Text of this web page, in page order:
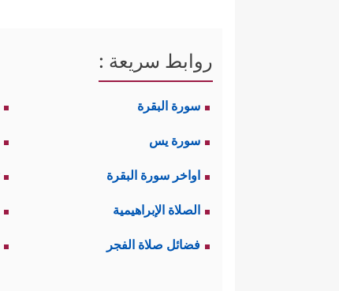
روابط سريعة :
سورة البقرة
سورة يس
اواخر سورة البقرة
الصلاة الإبراهيمية
فضائل صلاة الفجر